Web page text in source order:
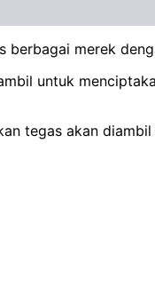
merek
untuk
tegas akan